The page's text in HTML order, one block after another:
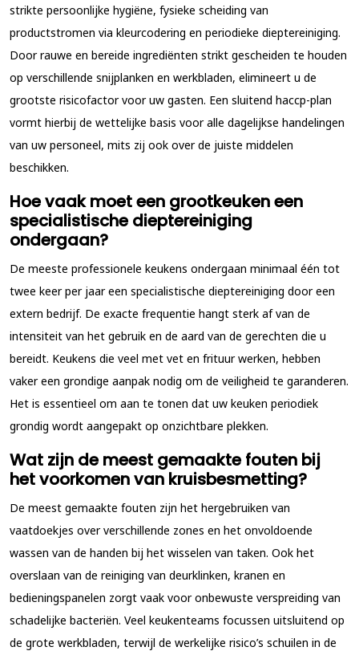
strikte persoonlijke hygiëne, fysieke scheiding van
productstromen via kleurcodering en periodieke dieptereiniging.
Door rauwe en bereide ingrediënten strikt gescheiden te houden
op verschillende snijplanken en werkbladen, elimineert u de
grootste risicofactor voor uw gasten. Een sluitend haccp-plan
vormt hierbij de wettelijke basis voor alle dagelijkse handelingen
van uw personeel, mits zij ook over de juiste middelen
beschikken.
Hoe vaak moet een grootkeuken een
specialistische dieptereiniging
ondergaan?
De meeste professionele keukens ondergaan minimaal één tot
twee keer per jaar een specialistische dieptereiniging door een
extern bedrijf. De exacte frequentie hangt sterk af van de
intensiteit van het gebruik en de aard van de gerechten die u
bereidt. Keukens die veel met vet en frituur werken, hebben
vaker een grondige aanpak nodig om de veiligheid te garanderen.
Het is essentieel om aan te tonen dat uw keuken periodiek
grondig wordt aangepakt op onzichtbare plekken.
Wat zijn de meest gemaakte fouten bij
het voorkomen van kruisbesmetting?
De meest gemaakte fouten zijn het hergebruiken van
vaatdoekjes over verschillende zones en het onvoldoende
wassen van de handen bij het wisselen van taken. Ook het
overslaan van de reiniging van deurklinken, kranen en
bedieningspanelen zorgt vaak voor onbewuste verspreiding van
schadelijke bacteriën. Veel keukenteams focussen uitsluitend op
de grote werkbladen, terwijl de werkelijke risico’s schuilen in de